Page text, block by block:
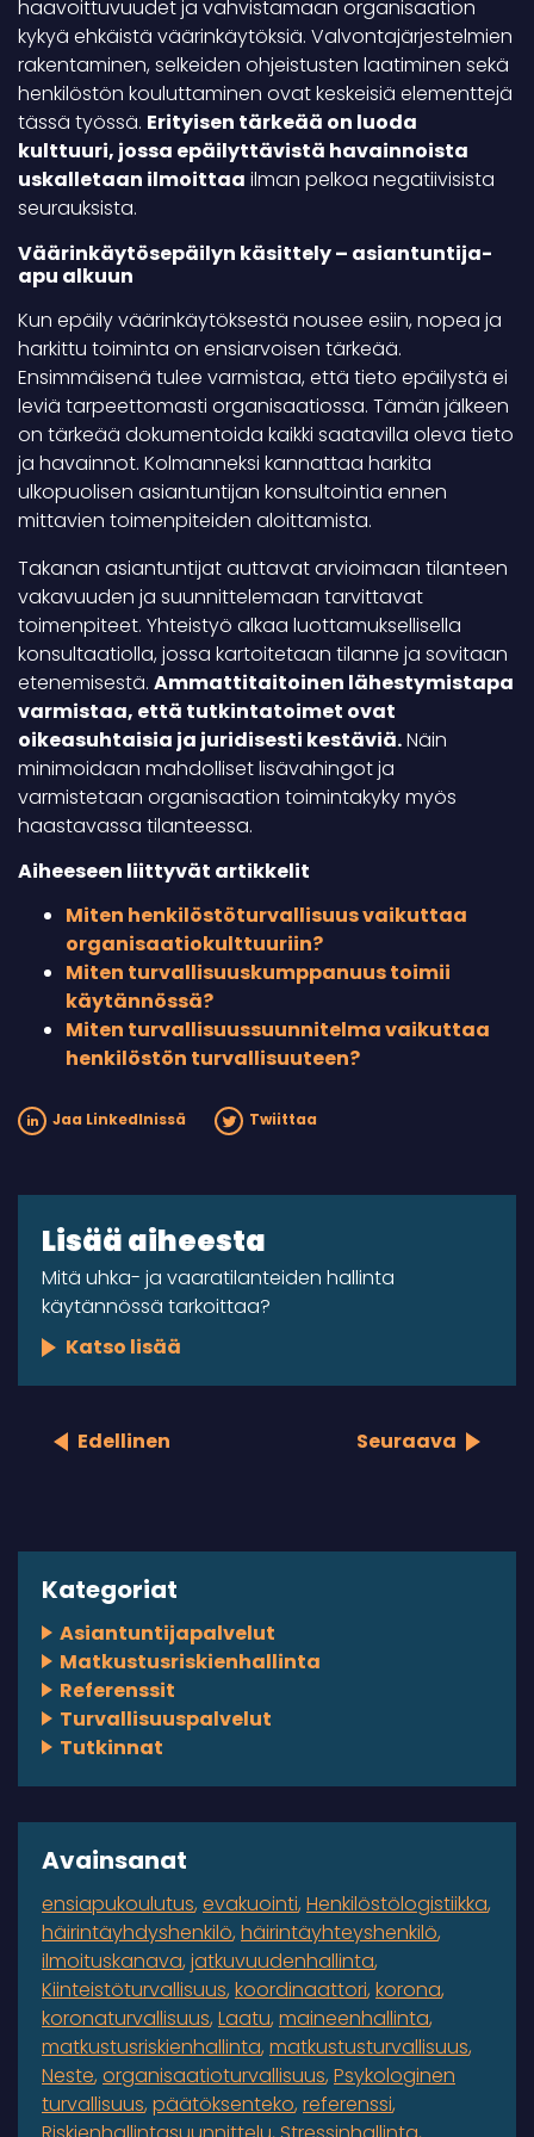
haavoittuvuudet ja vahvistamaan organisaation
kykyä ehkäistä väärinkäytöksiä. Valvontajärjestelmien
rakentaminen, selkeiden ohjeistusten laatiminen sekä
henkilöstön kouluttaminen ovat keskeisiä elementtejä
tässä työssä. Erityisen tärkeää on luoda
kulttuuri, jossa epäilyttävistä havainnoista
uskalletaan ilmoittaa ilman pelkoa negatiivisista
seurauksista.
Väärinkäytösepäilyn käsittely – asiantuntija-
apu alkuun
Kun epäily väärinkäytöksestä nousee esiin, nopea ja
harkittu toiminta on ensiarvoisen tärkeää.
Ensimmäisenä tulee varmistaa, että tieto epäilystä ei
leviä tarpeettomasti organisaatiossa. Tämän jälkeen
on tärkeää dokumentoida kaikki saatavilla oleva tieto
ja havainnot. Kolmanneksi kannattaa harkita
ulkopuolisen asiantuntijan konsultointia ennen
mittavien toimenpiteiden aloittamista.
Takanan asiantuntijat auttavat arvioimaan tilanteen
vakavuuden ja suunnittelemaan tarvittavat
toimenpiteet. Yhteistyö alkaa luottamuksellisella
konsultaatiolla, jossa kartoitetaan tilanne ja sovitaan
etenemisestä. Ammattitaitoinen lähestymistapa
varmistaa, että tutkintatoimet ovat
oikeasuhtaisia ja juridisesti kestäviä.Näin
minimoidaan mahdolliset lisävahingot ja
varmistetaan organisaation toimintakyky myös
haastavassa tilanteessa.
Aiheeseen liittyvät artikkelit
Miten henkilöstöturvallisuus vaikuttaa
organisaatiokulttuuriin?
Miten turvallisuuskumppanuus toimii
käytännössä?
Miten turvallisuussuunnitelma vaikuttaa
henkilöstön turvallisuuteen?
Jaa LinkedInissä Twiittaa
Lisää aiheesta
Mitä uhka- ja vaaratilanteiden hallinta
käytännössä tarkoittaa?
Katso lisää
Edellinen Seuraava
Kategoriat
Asiantuntijapalvelut
Matkustusriskienhallinta
Referenssit
Turvallisuuspalvelut
Tutkinnat
Avainsanat
ensiapukoulutus evakuointi Henkilöstölogistiikka
häirintäyhdyshenkilö häirintäyhteyshenkilö
ilmoituskanava jatkuvuudenhallinta
Kiinteistöturvallisuus koordinaattori korona
koronaturvallisuus Laatu maineenhallinta
matkustusriskienhallinta matkustusturvallisuus
Neste organisaatioturvallisuus Psykologinen
turvallisuus päätöksenteko referenssi